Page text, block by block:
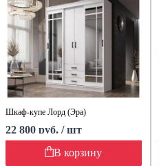
Шкаф-купе Лорд (Эра)
22 800 руб. / шт
В корзину